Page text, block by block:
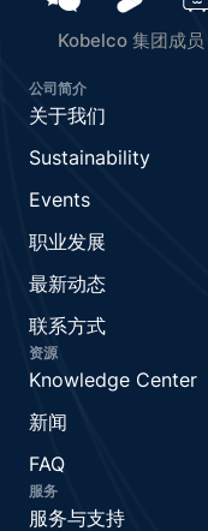
Kobelco 集团成员
公司简介
关于我们
Sustainability
Events
职业发展
最新动态
联系方式
资源
Knowledge Center
新闻
FAQ
服务
服务与支持